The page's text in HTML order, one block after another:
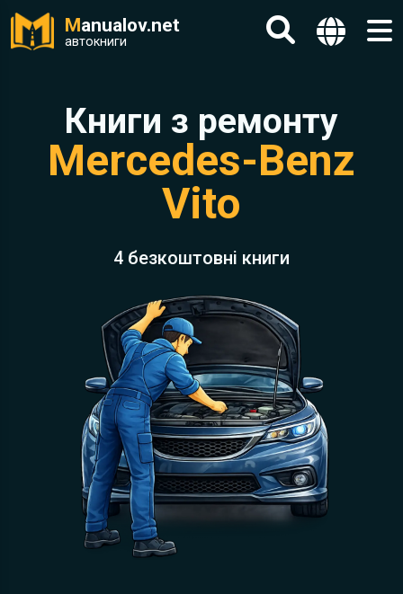
Manualov.net
автокниги
Книги з ремонту
Mercedes-Benz
Vito
4 безкоштовні книги